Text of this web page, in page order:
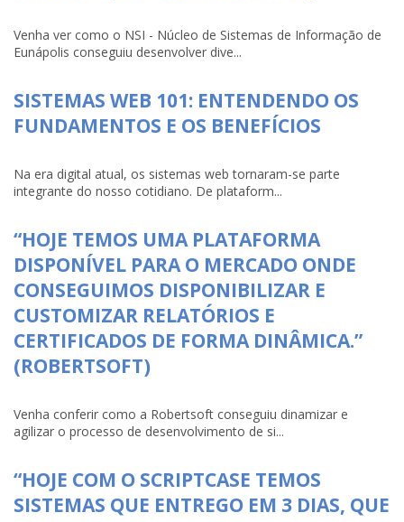
Venha ver como o NSI - Núcleo de Sistemas de Informação de
Eunápolis conseguiu desenvolver dive...
SISTEMAS WEB 101: ENTENDENDO OS
FUNDAMENTOS E OS BENEFÍCIOS
Na era digital atual, os sistemas web tornaram-se parte
integrante do nosso cotidiano. De plataform...
“HOJE TEMOS UMA PLATAFORMA
DISPONÍVEL PARA O MERCADO ONDE
CONSEGUIMOS DISPONIBILIZAR E
CUSTOMIZAR RELATÓRIOS E
CERTIFICADOS DE FORMA DINÂMICA.”
(ROBERTSOFT)
Venha conferir como a Robertsoft conseguiu dinamizar e
agilizar o processo de desenvolvimento de si...
“HOJE COM O SCRIPTCASE TEMOS
SISTEMAS QUE ENTREGO EM 3 DIAS, QUE